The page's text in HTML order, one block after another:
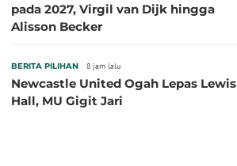
pada 2027, Virgil van Dijk hingga
Alisson Becker
BERITA PILIHAN 8 jam lalu
Newcastle United Ogah Lepas Lewis
Hall, MU Gigit Jari